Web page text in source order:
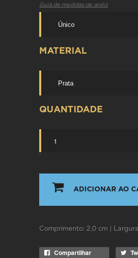
Guia de medidas de anéis
MATERIAL
QUANTIDADE
`
ADICIONAR AO
Comprimento: 2,0 cm |
Compartilhar